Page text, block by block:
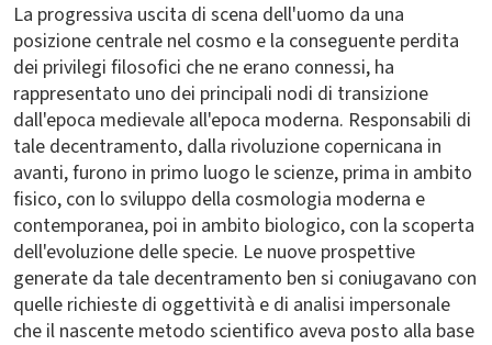
La progressiva uscita di scena dell'uomo da una
posizione centrale nel cosmo e la conseguente perdita
dei privilegi filosofici che ne erano connessi, ha
rappresentato uno dei principali nodi di transizione
dall'epoca medievale all'epoca moderna. Responsabili di
tale decentramento, dalla rivoluzione copernicana in
avanti, furono in primo luogo le scienze, prima in ambito
fisico, con lo sviluppo della cosmologia moderna e
contemporanea, poi in ambito biologico, con la scoperta
dell'evoluzione delle specie. Le nuove prospettive
generate da tale decentramento ben si coniugavano con
quelle richieste di oggettività e di analisi impersonale
che il nascente metodo scientifico aveva posto alla base